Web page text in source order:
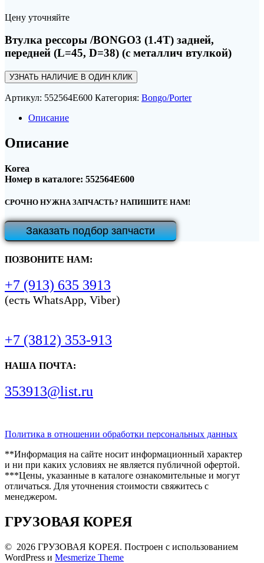
Цену уточняйте
Втулка рессоры /BONGO3 (1.4T) задней,
передней (L=45, D=38) (с металлич втулкой)
УЗНАТЬ НАЛИЧИЕ В ОДИН КЛИК
Артикул: 552564E600 Категория: Bongo/Porter
Описание
Описание
Korea
Номер в каталоге: 552564E600
СРОЧНО НУЖНА ЗАПЧАСТЬ? НАПИШИТЕ НАМ!
Заказать подбор запчасти
ПОЗВОНИТЕ НАМ:
+7 (913) 635 3913
(есть WhatsApp, Viber)
+7 (3812) 353-913
НАША ПОЧТА:
353913@list.ru
Политика в отношении обработки персональных данных
**Информация на сайте носит информационный характер
и ни при каких условиях не является публичной офертой.
***Цены, указанные в каталоге ознакомительные и могут
отличаться. Для уточнения стоимости свяжитесь с
менеджером.
ГРУЗОВАЯ КОРЕЯ
© 2026 ГРУЗОВАЯ КОРЕЯ. Построен с использованием
WordPress и Mesmerize Theme